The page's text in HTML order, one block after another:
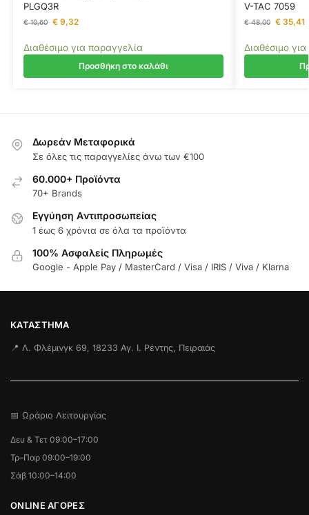
PLGQ3R
€10,60 €9,32
Διαθέσιμο για παραγγελία
Προσθήκη στο καλάθι
V-TAC 7059
€48,00 €35,41
Διαθέσιμο
Δωρεάν Μεταφορικά
Σε όλες τις παραγγελίες άνω των €100
60.000+ Προϊόντα
70+ Brands
Εγγύηση Aντιπροσωπείας
1 έως 6 χρόνια σε όλα τα προϊόντα
100% Ασφαλείς Πληρωμές
Google - Apple Pay / MasterCard / Visa / IRIS / Viva / Klarna
ΚΑΤΆΣΤΗΜΑ
📍 Λ. Φλέμινγκ 69, 18233 Αγ. Ι. Ρέντης, Πειραιάς
📅 Ωράριο Λειτουργίας
Δευ & Τετ 09:00–17:00
Τρ–Παρ 09:00–19:00
Σάβ 10:00–14:00
ONLINE ΑΓΟΡΕΣ